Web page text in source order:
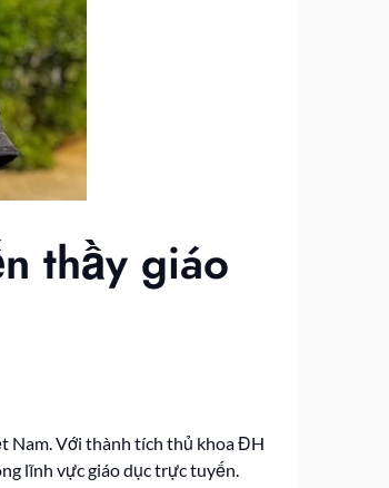
thầy giáo
Nam. Với thành tích thủ khoa ĐH
lĩnh vực giáo dục trực tuyến.